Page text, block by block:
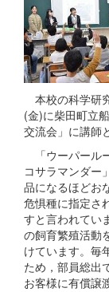
本校の科学研
(金)に柴田町立
交流会」に講師
「ウーパール
コサラマンダー
品になるほどお
危惧種に指定さ
すと言われてい
の飼育繁殖活動
けています。毎
ため，部員総出
お客様に有償譲